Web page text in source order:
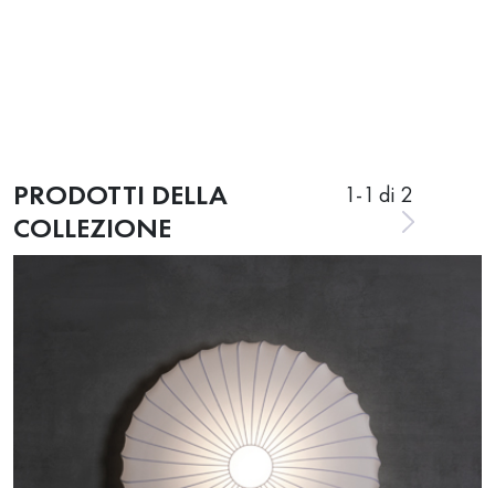
PRODOTTI DELLA
COLLEZIONE
1-1 di 2